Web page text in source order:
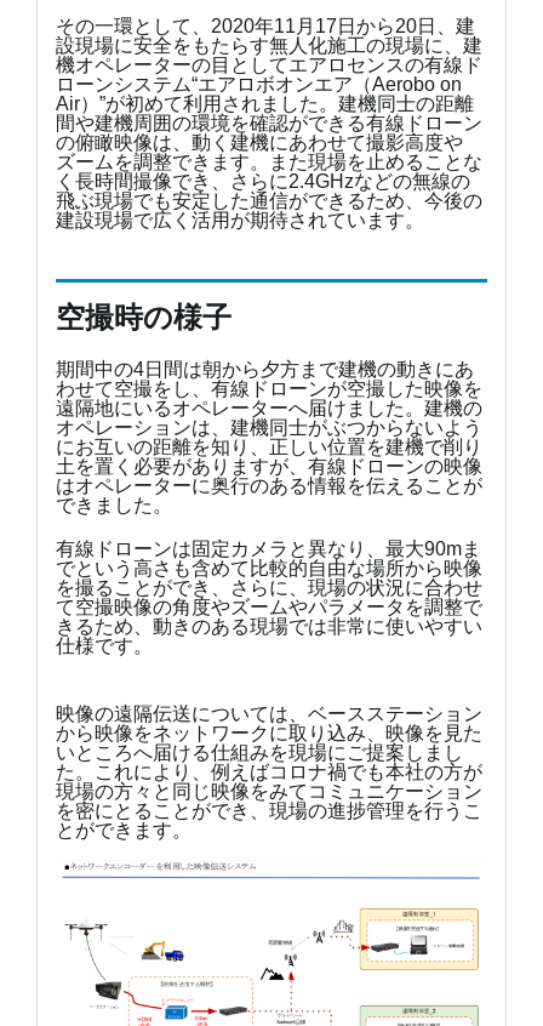
その一環として、2020年11月17日から20日、建
設現場に安全をもたらす無人化施工の現場に、建
機オペレーターの目としてエアロセンスの有線ド
ローンシステム“エアロボオンエア（Aerobo on
Air）”が初めて利用されました。建機同士の距離
間や建機周囲の環境を確認ができる有線ドローン
の俯瞰映像は、動く建機にあわせて撮影高度や
ズームを調整できます。また現場を止めることな
く長時間撮像でき、さらに2.4GHzなどの無線の
飛ぶ現場でも安定した通信ができるため、今後の
建設現場で広く活用が期待されています。
空撮時の様子
期間中の4日間は朝から夕方まで建機の動きにあ
わせて空撮をし、有線ドローンが空撮した映像を
遠隔地にいるオペレーターへ届けました。建機の
オペレーションは、建機同士がぶつからないよう
にお互いの距離を知り、正しい位置を建機で削り
土を置く必要がありますが、有線ドローンの映像
はオペレーターに奥行のある情報を伝えることが
できました。
有線ドローンは固定カメラと異なり、最大90mま
でという高さも含めて比較的自由な場所から映像
を撮ることができ、さらに、現場の状況に合わせ
て空撮映像の角度やズームやパラメータを調整で
きるため、動きのある現場では非常に使いやすい
仕様です。
映像の遠隔伝送については、ベースステーション
から映像をネットワークに取り込み、映像を見た
いところへ届ける仕組みを現場にご提案しまし
た。これにより、例えばコロナ禍でも本社の方が
現場の方々と同じ映像をみてコミュニケーション
を密にとることができ、現場の進捗管理を行うこ
とができます。